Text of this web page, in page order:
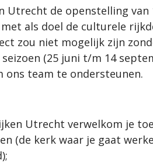
Utrecht de openstelling van
als doel de culturele
zou niet mogelijk zijn
(25 juni t/m 14
team te ondersteunen.
Utrecht verwelkom je
(de kerk waar je gaat